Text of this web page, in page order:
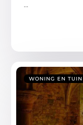
...
WONING EN TUIN